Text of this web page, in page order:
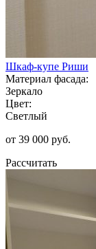
Шкаф-купе Риши
Материал фасада:
Зеркало
Цвет:
Светлый
от 39 000 руб.
Рассчитать